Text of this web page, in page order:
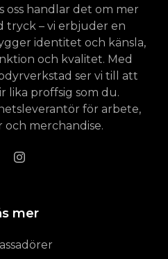
oss handlar det om mer
tryck – vi erbjuder en
identitet och känsla,
och kvalitet. Med
ser vi till att
lika proffsig som du.
för arbete,
merchandise.
mer